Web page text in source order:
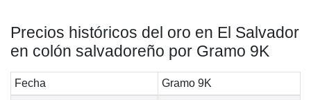
Precios históricos del oro en El Salvador
en colón salvadoreño por Gramo 9K
Fecha
Gramo 9K